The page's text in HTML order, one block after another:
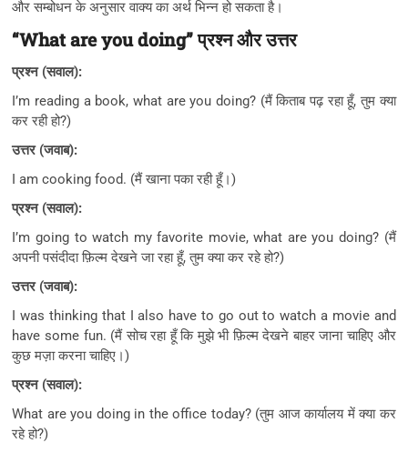
और सम्बोधन के अनुसार वाक्य का अर्थ भिन्न हो सकता है।
“What are you doing” प्रश्न और उत्तर
प्रश्न (सवाल):
I’m reading a book, what are you doing? (मैं किताब पढ़ रहा हूँ, तुम क्या
कर रही हो?)
उत्तर (जवाब):
I am cooking food. (मैं खाना पका रही हूँ।)
प्रश्न (सवाल):
I’m going to watch my favorite movie, what are you doing? (मैं
अपनी पसंदीदा फ़िल्म देखने जा रहा हूँ, तुम क्या कर रहे हो?)
उत्तर (जवाब):
I was thinking that I also have to go out to watch a movie and
have some fun. (मैं सोच रहा हूँ कि मुझे भी फ़िल्म देखने बाहर जाना चाहिए और
कुछ मज़ा करना चाहिए।)
प्रश्न (सवाल):
What are you doing in the office today? (तुम आज कार्यालय में क्या कर
रहे हो?)